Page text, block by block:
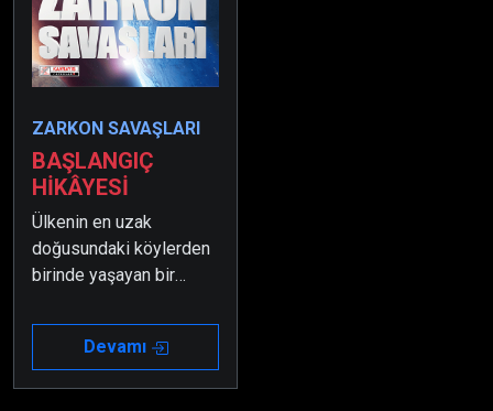
ZARKON SAVAŞLARI
BAŞLANGIÇ
HİKÂYESİ
Ülkenin en uzak
doğusundaki köylerden
birinde yaşayan bir
bulmak için bir cihaz
geliştirir.Devamı